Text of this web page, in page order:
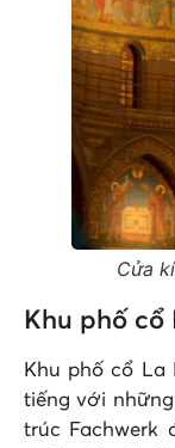
Cửa
Khu phố cổ
Khu phố cổ La
tiếng với
trúc Fachwerk